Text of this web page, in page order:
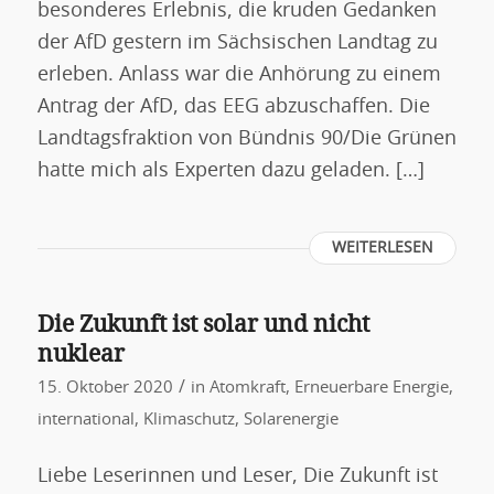
besonderes Erlebnis, die kruden Gedanken
der AfD gestern im Sächsischen Landtag zu
erleben. Anlass war die Anhörung zu einem
Antrag der AfD, das EEG abzuschaffen. Die
Landtagsfraktion von Bündnis 90/Die Grünen
hatte mich als Experten dazu geladen. […]
WEITERLESEN
Die Zukunft ist solar und nicht
nuklear
15. Oktober 2020 / in Atomkraft, Erneuerbare Energie,
international , Klimaschutz, Solarenergie
Liebe Leserinnen und Leser, Die Zukunft ist